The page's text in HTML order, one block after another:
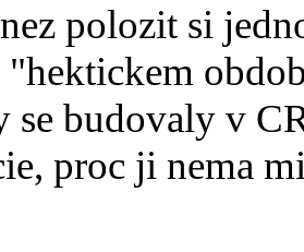
polozit si
se budovaly v
proc ji nema